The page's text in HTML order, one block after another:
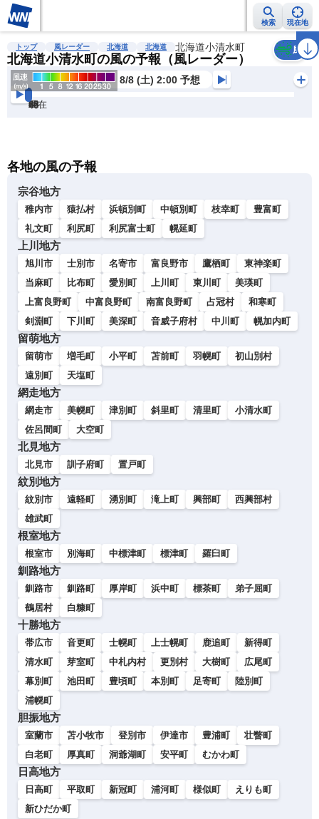
検索 現在地
雨雲レーダー 台風情報 地震情報 警報・注意報 2週間天気 ラ
トップ 風レーダー 北海道 北海道 北海道小清水町
北海道小清水町の風の予報（風レーダー）
風
8/8 (土) 2:00 予想
現在
6h
12
24
36
48
60
72
各地の風の予報
宗谷地方
稚内市 猿払村 浜頓別町 中頓別町 枝幸町
豊富町
礼文町
利尻町 利尻富士町 幌延町
上川地方
旭川市 士別市 名寄市 富良野市 鷹栖町
東神楽町
当麻町
比布町 愛別町 上川町 東川町
美瑛町
上富良野町
中富良野町 南富良野町 占冠村
和寒町
剣淵町
下川町 美深町 音威子府村 中川町 幌加内町
留萌地方
留萌市 増毛町 小平町 苫前町 羽幌町
初山別村
遠別町
天塩町
網走地方
網走市 美幌町 津別町 斜里町 清里町
小清水町
佐呂間町
大空町
北見地方
北見市 訓子府町 置戸町
紋別地方
紋別市 遠軽町 湧別町 滝上町 興部町
西興部村
雄武町
根室地方
根室市 別海町 中標津町 標津町 羅臼町
釧路地方
釧路市 釧路町 厚岸町 浜中町 標茶町
弟子屈町
鶴居村
白糠町
十勝地方
帯広市 音更町 士幌町 上士幌町 鹿追町
新得町
清水町
芽室町 中札内村 更別村 大樹町
広尾町
幕別町
池田町 豊頃町 本別町 足寄町
陸別町
浦幌町
胆振地方
室蘭市 苫小牧市 登別市 伊達市 豊浦町
壮瞥町
白老町
厚真町 洞爺湖町 安平町 むかわ町
日高地方
日高町 平取町 新冠町 浦河町 様似町
えりも町
新ひだか町